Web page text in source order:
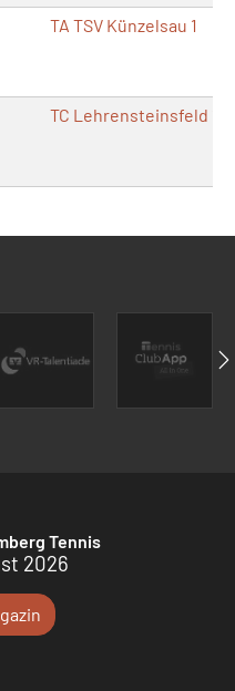
TA TSV Künzelsau 1
TC Lehrensteinsfeld 1
Tennis
2026